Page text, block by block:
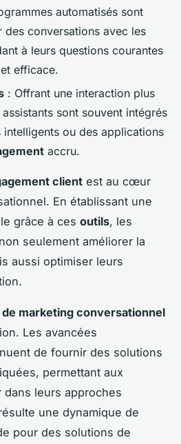
automatisés sont
des conversations avec les
à leurs questions courantes
efficace.
: Offrant une interaction plus
sont souvent intégrés
intelligents ou des applications
accru.
client est au cœur
En établissant une
grâce à ces outils, les
seulement améliorer la
aussi optimiser leurs
marketing conversationnel
Les avancées
de fournir des solutions
permettant aux
dans leurs approches
une dynamique de
pour des solutions de